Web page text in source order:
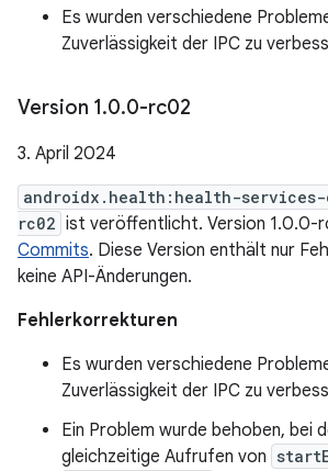
Es wurden verschiedene
Zuverlässigkeit der IPC zu
Version 1.0.0-rc02
3. April 2024
androidx.health:health-
rc02 ist veröffentlicht. Version 1.0.0-
Commits. Diese Version enthält nur
keine API-Änderungen.
Fehlerkorrekturen
Es wurden verschiedene
Zuverlässigkeit der IPC zu
Ein Problem wurde behoben, bei
gleichzeitige Aufrufen von